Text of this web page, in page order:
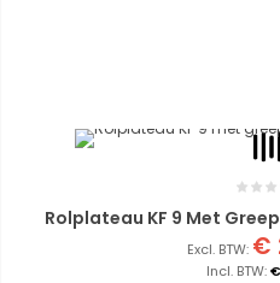
Rolplateau KF 9 Met
€